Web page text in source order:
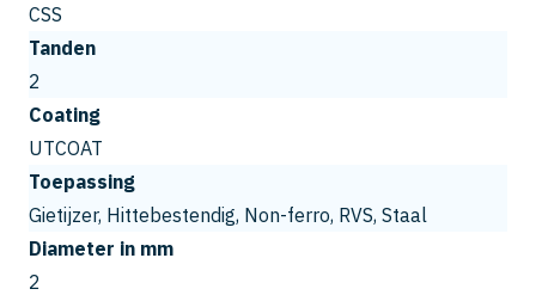
CSS
Tanden
2
Coating
UTCOAT
Toepassing
Gietijzer, Hittebestendig, Non-ferro, RVS, Staal
Diameter in mm
2